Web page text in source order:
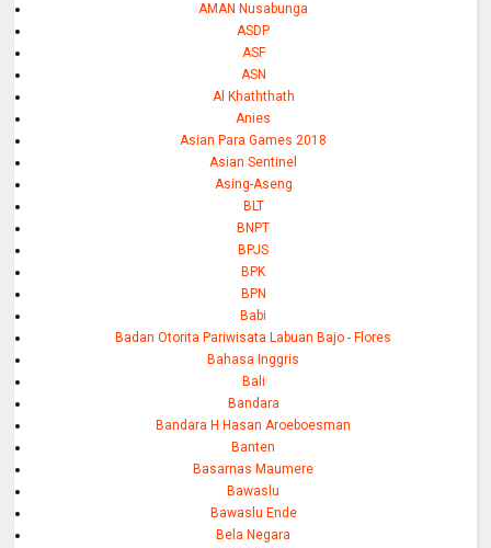
AMAN Nusabunga
ASDP
ASF
ASN
Al Khaththath
Anies
Asian Para Games 2018
Asian Sentinel
Asing-Aseng
BLT
BNPT
BPJS
BPK
BPN
Babi
Badan Otorita Pariwisata Labuan Bajo - Flores
Bahasa Inggris
Bali
Bandara
Bandara H Hasan Aroeboesman
Banten
Basarnas Maumere
Bawaslu
Bawaslu Ende
Bela Negara